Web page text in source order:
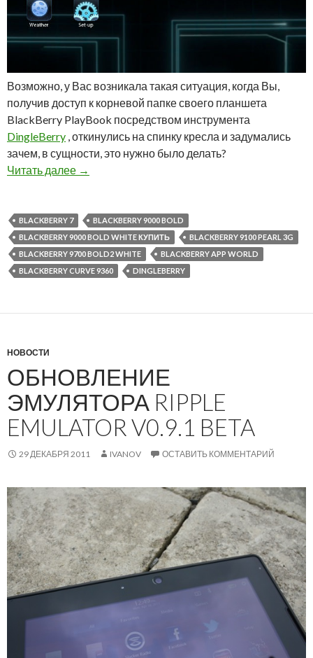
Возможно, у Вас возникала такая ситуация, когда Вы,
получив доступ к корневой папке своего планшета
BlackBerry PlayBook посредством инструмента
DingleBerry , откинулись на спинку кресла и задумались
зачем, в сущности, это нужно было делать?
Читать далее Взломанный BlackBerry PlayBook
→
BLACKBERRY 7
BLACKBERRY 9000 BOLD
BLACKBERRY 9000 BOLD WHITE КУПИТЬ
BLACKBERRY 9100 PEARL 3G
BLACKBERRY 9700 BOLD2 WHITE
BLACKBERRY APP WORLD
BLACKBERRY CURVE 9360
DINGLEBERRY
НОВОСТИ
ОБНОВЛЕНИЕ
ЭМУЛЯТОРА RIPPLE
EMULATOR V0.9.1 BETA
29 ДЕКАБРЯ 2011 IVANOV ОСТАВИТЬ КОММЕНТАРИЙ